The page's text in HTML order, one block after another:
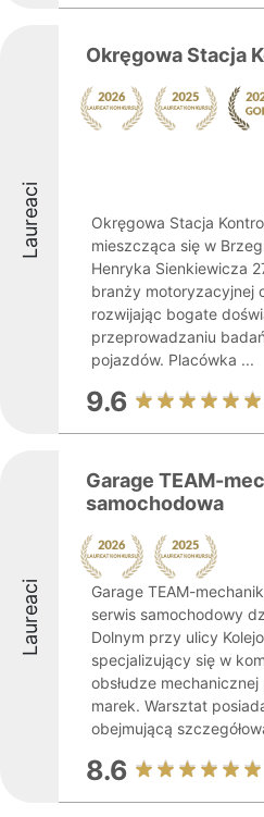
Laureaci
Okręgowa Stacja
Okręgowa Stacja
mieszcząca się w
Henryka Sienkiewicza
branży motoryzacyjnej
rozwijając bogate
przeprowadzaniu
pojazdów. Placówka ...
9.6
Laureaci
Garage TEAM-
samochodowa
Garage TEAM-
serwis samochodowy
Dolnym przy ulicy
specjalizujący się w
obsłudze
marek. Warsztat
obejmującą
8.6